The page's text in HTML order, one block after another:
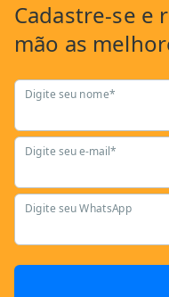
Cadastre-se e
mão as
Digite seu nome*
Digite seu e-mail*
Digite seu WhatsApp